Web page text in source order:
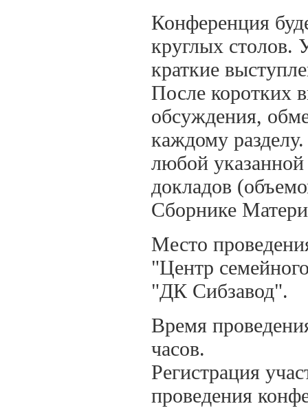
Конференция
круглых столов.
краткие
После коротких
обсуждения,
каждому
любой
докладов
Сборнике
Место
"Центр
"ДК Сибзавод".
Время
часов.
Регистрация
проведения